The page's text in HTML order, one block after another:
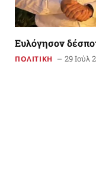
Ευλόγησον
ΠΟΛΙΤΙΚΗ 29 Ιούλ